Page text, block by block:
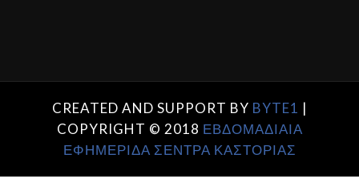
CREATED AND SUPPORT BY BYTE1 |
COPYRIGHT © 2018 ΕΒΔΟΜΑΔΙΑΙΑ
ΕΦΗΜΕΡΙΔΑ ΣΕΝΤΡΑ ΚΑΣΤΟΡΙΑΣ